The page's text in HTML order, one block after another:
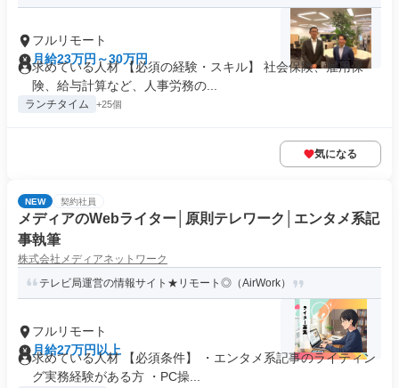
フルリモート
月給23万円～30万円
求めている人材 【必須の経験・スキル】 社会保険、雇用保
険、給与計算など、人事労務の...
ランチタイム +25個
気になる
NEW 契約社員
メディアのWebライター│原則テレワーク│エンタメ系記
事執筆
株式会社メディアネットワーク
テレビ局運営の情報サイト★リモート◎（AirWork）
フルリモート
月給27万円以上
求めている人材 【必須条件】 ・エンタメ系記事のライティン
グ実務経験がある方 ・PC操...